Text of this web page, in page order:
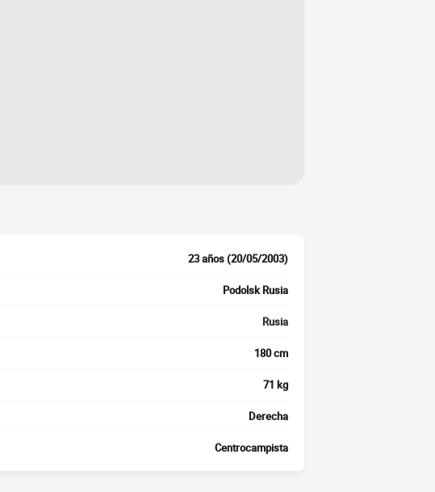
23 años (20/05/2003)
Podolsk Rusia
Rusia
180 cm
71 kg
Derecha
Centrocampista